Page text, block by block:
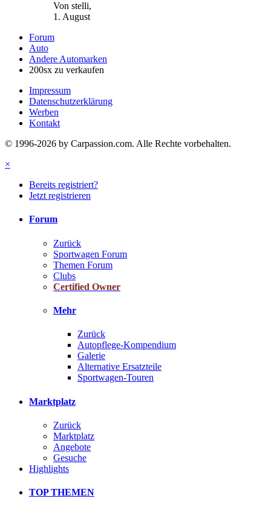
Von stelli,
1. August
Forum
Auto
Andere Automarken
200sx zu verkaufen
Impressum
Datenschutzerklärung
Werben
Kontakt
© 1996-2026 by Carpassion.com. Alle Rechte vorbehalten.
×
Bereits registriert?
Jetzt registrieren
Forum
Zurück
Sportwagen Forum
Themen Forum
Clubs
Certified Owner
Mehr
Zurück
Autopflege-Kompendium
Galerie
Alternative Ersatzteile
Sportwagen-Touren
Marktplatz
Zurück
Marktplatz
Angebote
Gesuche
Highlights
TOP THEMEN